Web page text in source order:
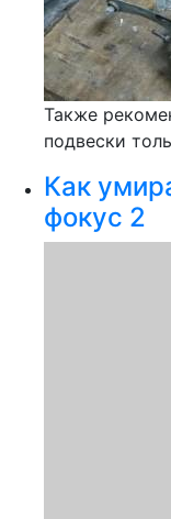
Также
подвески
Как
фокус 2